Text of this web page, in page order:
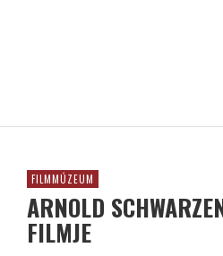
FILMMÚZEUM
ARNOLD
FILMJE